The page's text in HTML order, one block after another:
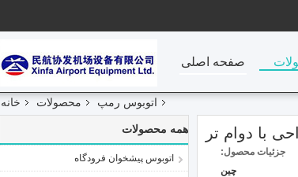
صفحه اصلی
خانه محصولات اتوبوس رمپ
همه محصولات
اتوبوس پیشخوان فرودگاه
جزئیات محصول:
چين